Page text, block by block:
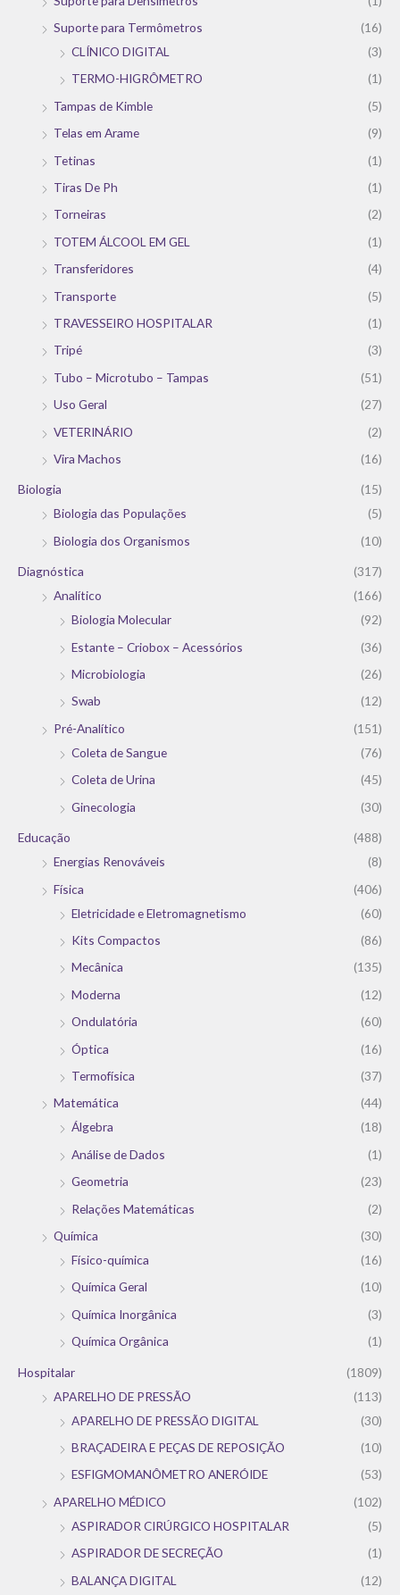
Suporte para Termômetros
(16)
CLÍNICO DIGITAL
(3)
TERMO-HIGRÔMETRO
(1)
Tampas de Kimble
(5)
Telas em Arame
(9)
Tetinas
(1)
Tiras De Ph
(1)
Torneiras
(2)
TOTEM ÁLCOOL EM GEL
(1)
Transferidores
(4)
Transporte
(5)
TRAVESSEIRO HOSPITALAR
(1)
Tripé
(3)
Tubo – Microtubo – Tampas
(51)
Uso Geral
(27)
VETERINÁRIO
(2)
Vira Machos
(16)
Biologia
(15)
Biologia das Populações
(5)
Biologia dos Organismos
(10)
Diagnóstica
(317)
Analítico
(166)
Biologia Molecular
(92)
Estante – Criobox – Acessórios
(36)
Microbiologia
(26)
Swab
(12)
Pré-Analítico
(151)
Coleta de Sangue
(76)
Coleta de Urina
(45)
Ginecologia
(30)
Educação
(488)
Energias Renováveis
(8)
Física
(406)
Eletricidade e Eletromagnetismo
(60)
Kits Compactos
(86)
Mecânica
(135)
Moderna
(12)
Ondulatória
(60)
Óptica
(16)
Termofísica
(37)
Matemática
(44)
Álgebra
(18)
Análise de Dados
(1)
Geometria
(23)
Relações Matemáticas
(2)
Química
(30)
Físico-química
(16)
Química Geral
(10)
Química Inorgânica
(3)
Química Orgânica
(1)
Hospitalar
(1809)
APARELHO DE PRESSÃO
(113)
APARELHO DE PRESSÃO DIGITAL
(30)
BRAÇADEIRA E PEÇAS DE REPOSIÇÃO
(10)
ESFIGMOMANÔMETRO ANERÓIDE
(53)
APARELHO MÉDICO
(102)
ASPIRADOR CIRÚRGICO HOSPITALAR
(5)
ASPIRADOR DE SECREÇÃO
(1)
BALANÇA DIGITAL
(12)